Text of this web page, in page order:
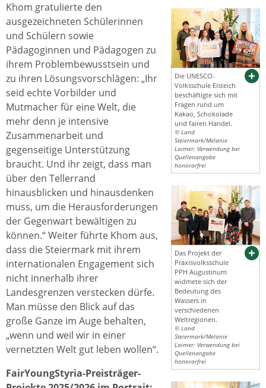
Die UNESCO-
Volksschule Eisteich
beschäftigte sich mit
Fragen rund um
Kakao, Schokolade
und fairen Handel.
© Land
Steiermark/Melanie
Laimer; Verwendung bei
Quellenangabe
honorarfrei
Das Projekt der
Praxisvolksschule
PPH Augustinum
widmete sich der
Bedeutung des
Wassers in
verschiedenen
Weltregionen.
© Land
Steiermark/Melanie
Laimer; Verwendung bei
Quellenangabe
honorarfrei
Khom gratulierte den
ausgezeichneten Schülerinnen
und Schülern sowie
Pädagoginnen und Pädagogen zu
ihrem Problembewusstsein und
zu ihren Lösungsvorschlägen: „Ihr
seid echte Vorbilder und
Mutmacher für eine Welt, die
mehr denn je intensive
Zusammenarbeit und
gegenseitige Unterstützung
braucht. Und ihr zeigt, dass man
über den Tellerrand
hinausblicken und hinausdenken
muss, um die Herausforderungen
der Gegenwart bewältigen zu
können.“ Weiter führte Khom aus,
dass die Steiermark mit ihrem
internationalen Engagement sich
nicht innerhalb ihrer
Landesgrenzen verstecken dürfe.
Man müsse den Blick auf das
große Ganze im Auge behalten,
„wenn und weil wir in einer
vernetzten Welt gut leben wollen“.
FairYoungStyria-Preisträger-